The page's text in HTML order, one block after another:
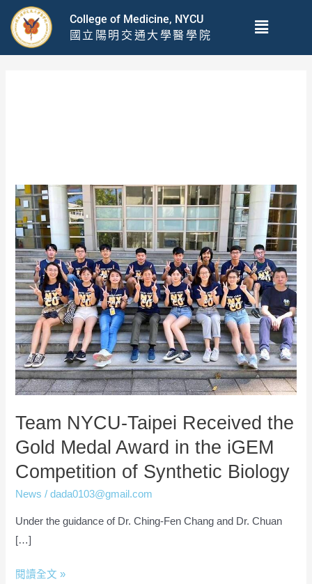
College of Medicine, NYCU
國立陽明交通大學醫學院
Menu
Team NYCU-Taipei Received the
Gold Medal Award in the iGEM
Competition of Synthetic Biology
News /dada0103@gmail.com
Under the guidance of Dr. Ching-Fen Chang and Dr. Chuan
[…]
Team
NYCU-
Taipei
Received
the
Gold
Medal
Award
in
the
iGEM
of
Synthetic
Biology
閱讀全文 »